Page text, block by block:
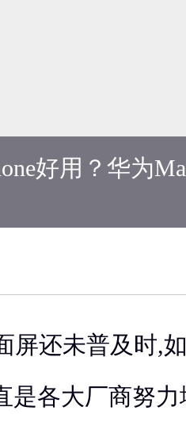
好用？华为
屏还未普及时,
是各大厂商努